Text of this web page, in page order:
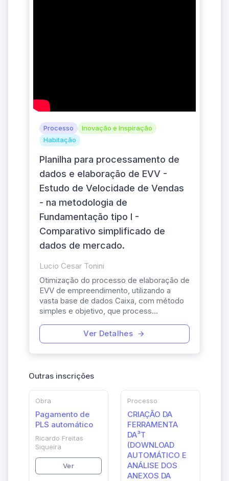
Processo
Inovação e Inspiração
Habitação
Planilha para processamento de
dados e elaboração de EVV -
Estudo de Velocidade de Vendas
- na metodologia de
Fundamentação tipo I -
Comparativo simplificado de
dados de mercado.
Lucio Cesar Tonini
Otimização do processo de elaboração de
EVV de empreendimento, utilizando a
vasta base de dados Caixa, com método
simples e objetivo, que process...
Ver Detalhes
Outras inscrições
Obra
Pagamento de
PLS automático
Ricardo Freitas
Siqueira
Ver
Processo
CRIAÇÃO DA
FERRAMENTA
DA³T
(DOWNLOAD
AUTOMÁTICO E
ANÁLISE DOS
ANEXOS DA